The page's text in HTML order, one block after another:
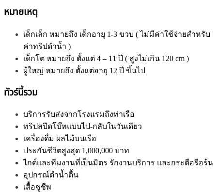
หมายเหตุ
เด็กเล็ก หมายถึง เด็กอายุ 1-3 ขวบ ( ไม่มีค่าใช้จ่ายสำหรับ
ค่าทริปดำน้ำ )
เด็กโต หมายถึง ตั้งแต่ 4 – 11 ปี ( สูงไม่เกิน 120 cm )
ผู้ใหญ่ หมายถึง ตั้งแต่อายุ 12 ปี ขึ้นไป
ทัวร์นี้รวม
บริการรับส่งจากโรงแรมถึงท่าเรือ
ทริปสปีดโบ๊ทแบบไป-กลับในวันเดียว
เครื่องดื่ม ผลไม้บนเรือ
ประกันชีวิตสูงสุด 1,000,000 บาท
ไกด์และทีมงานที่เป็นมิตร รักงานบริการ และกระตือรือร้น
อุปกรณ์ดำน้ำตื้น
เสื้อชูชีพ